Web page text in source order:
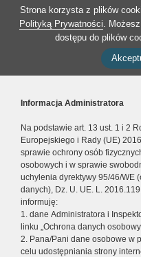
Strona korzysta z plików
Polityką Prywatności.
dostępu do plików
Informacja Administratora
Na podstawie art. 13 ust. 1 i 2
Europejskiego i Rady (UE)
sprawie ochrony osób
osobowych i w sprawie
uchylenia dyrektywy 95/46/WE
danych), Dz. U. UE. L.
informuję:
1. dane Administratora i
linku „Ochrona danych
2. Pana/Pani dane osobowe w
celu udostępniania strony